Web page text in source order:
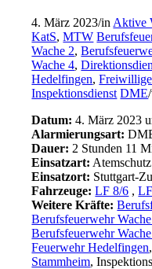
4. März 2023/in Aktive
KatS,MTW
Wache 2,
Wache 4,
Hedelfingen,
Inspektionsdienst DME/
Datum: 4. März 2023
Alarmierungsart:
Dauer: 2 Stunden 11
Einsatzart:
Einsatzort: Stuttgart-
Fahrzeuge: LF 8/6 ,
Weitere Kräfte:
Berufsfeuerwehr
Berufsfeuerwehr
Feuerwehr Hedelfingen
Stammheim,